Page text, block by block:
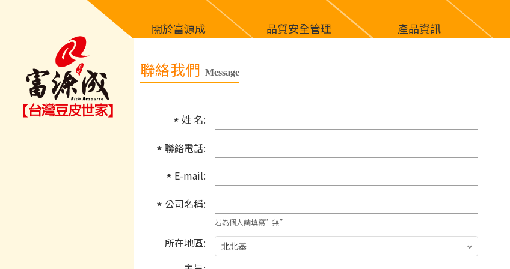
關於富源成 品質安全管理 產品資訊
聯絡我們 Message
姓 名:
聯絡電話:
E-mail:
公司名稱:
若為個人請填寫”無”
所在地區: